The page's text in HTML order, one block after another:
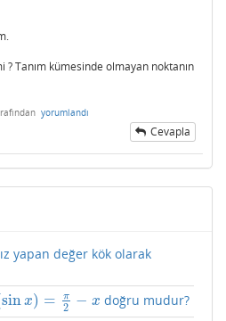
? Tanım kümesinde olmayan noktanın
yorumlandı
Cevapla
yapan değer kök olarak
sinx) = π
2 − x
x)=π 2−x
doğru mudur?